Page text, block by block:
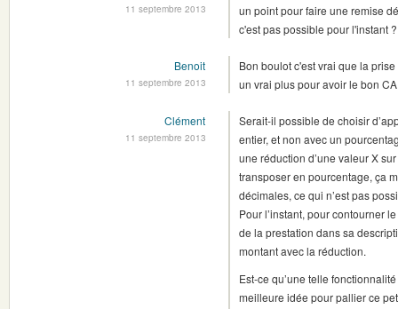
11 septembre 2013
un point pour faire une remise
c'est pas possible pour l'instant
Benoit
11 septembre 2013
Bon boulot c'est vrai que la
un vrai plus pour avoir le bon
Clément
11 septembre 2013
Serait-il possible de choisir
entier, et non avec un
une réduction d’une valeur X
transposer en pourcentage, ça
décimales, ce qui n’est pas
Pour l’instant, pour contourner
de la prestation dans sa
montant avec la réduction.
Est-ce qu’une telle
meilleure idée pour pallier ce